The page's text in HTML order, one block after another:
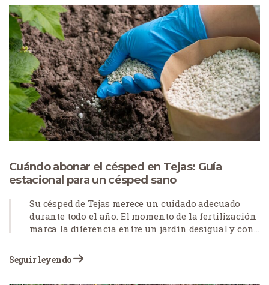
constantes túneles. Sus autopistas subterráneas
crean superficies irregulares que dañan las
cuchillas del cortacésped y provocan tropiezos. La
frustración es real cuando estas plagas
subterráneas se apoderan de tu espacio exterior.
Necesita soluciones que funcionen, no mitos ni
arreglos temporales. Esta guía le guiará a través de
estrategias prácticas para recuperar su césped de
estas persistentes excavadoras.
Cuándo abonar el césped en Tejas: Guía
estacional para un césped sano
Su césped de Tejas merece un cuidado adecuado
durante todo el año. El momento de la fertilización
marca la diferencia entre un jardín desigual y con
presenta desafíos únicos para el cuidado del
césped debido a sus diversas zonas climáticas,
Seguir leyendo